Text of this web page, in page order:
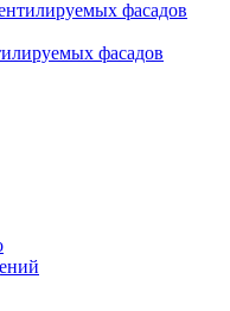
фасадов
фасадов